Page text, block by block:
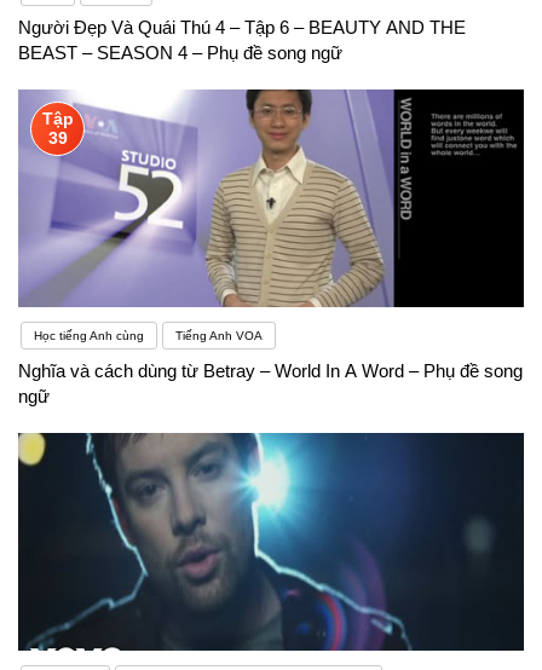
Người Đẹp Và Quái Thú 4 – Tập 6 – BEAUTY AND THE
BEAST – SEASON 4 – Phụ đề song ngữ
Tập
39
Học tiếng Anh cùng Tiếng Anh VOA
Nghĩa và cách dùng từ Betray – World In A Word – Phụ đề song
ngữ